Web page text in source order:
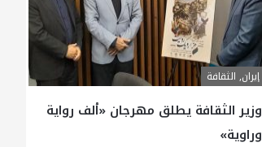
إيران, الثقافة
وزير الثقافة يطلق مهرجان «ألف رواية
وراوية»